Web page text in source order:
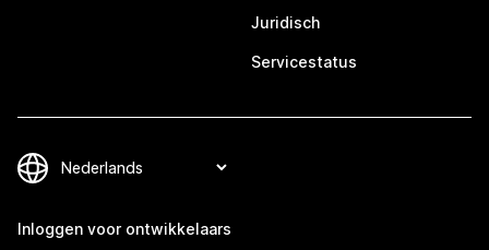
Juridisch
Servicestatus
Inloggen voor ontwikkelaars